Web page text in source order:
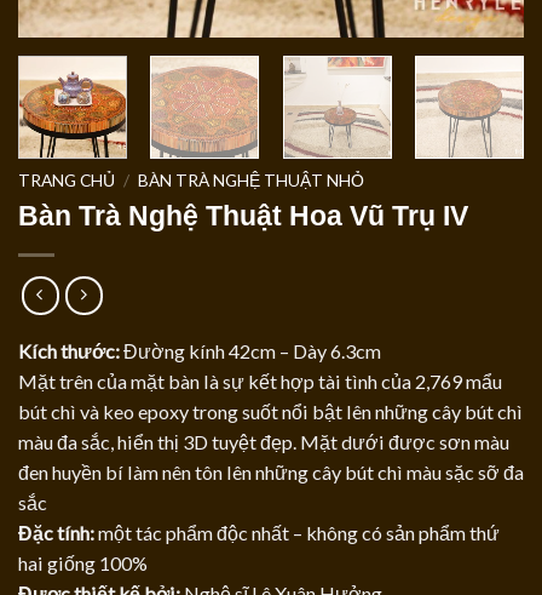
TRANG CHỦ / BÀN TRÀ NGHỆ THUẬT NHỎ
Bàn Trà Nghệ Thuật Hoa Vũ Trụ IV
Kích thước:Đường kính 42cm – Dày 6.3cm
Mặt trên của mặt bàn là sự kết hợp tài tình của 2,769 mẩu
bút chì và keo epoxy trong suốt nổi bật lên những cây bút chì
màu đa sắc, hiển thị 3D tuyệt đẹp. Mặt dưới được sơn màu
đen huyền bí làm nên tôn lên những cây bút chì màu sặc sỡ đa
sắc
Đặc tính:một tác phẩm độc nhất – không có sản phẩm thứ
hai giống 100%